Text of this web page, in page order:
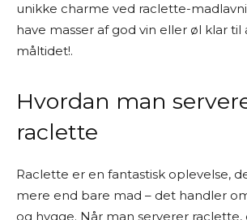
provision. Det koster dig ikke
at finansiere arbejdet med at
skrive indholdet.
Jeg synes, det er vigtigt at være
har haft alle produkterne i
for at hjælpe dig med at træffe et
valg.
unikke charme ved raclette-
have masser af god vin eller øl klar
måltidet!.
Hvordan man
raclette
Raclette er en fantastisk oplevelse,
mere end bare mad – det handler
og hygge. Når man serverer